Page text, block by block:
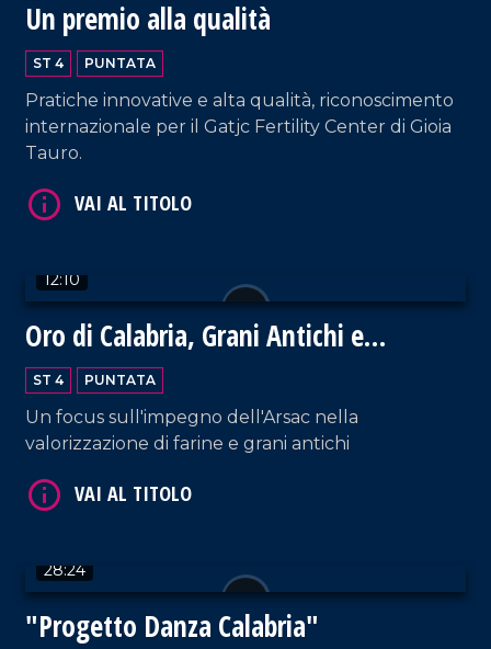
Un premio alla qualità
ST 4 PUNTATA
Pratiche innovative e alta qualità, riconoscimento
internazionale per il Gatjc Fertility Center di Gioia
Tauro.
12:10
Oro di Calabria, Grani Antichi e
Biodiversità
ST 4 PUNTATA
Un focus sull'impegno dell'Arsac nella
valorizzazione di farine e grani antichi
28:24
"Progetto Danza Calabria"
VAI AL TITOLO
VAI AL TITOLO